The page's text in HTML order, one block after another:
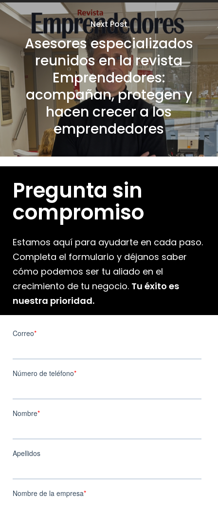
Next Post
Asesores especializados
reunidos en la revista
Emprendedores:
acompañan, protegen y
hacen crecer a los
emprendedores
Pregunta sin
compromiso
Estamos aquí para ayudarte en cada paso.
Completa el formulario y déjanos saber
cómo podemos ser tu aliado en el
crecimiento de tu negocio. Tu éxito es
nuestra prioridad.